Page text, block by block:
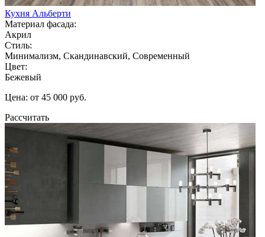
Кухня Альберти
Материал фасада:
Акрил
Стиль:
Минимализм, Скандинавский, Современный
Цвет:
Бежевый
Цена: от 45 000 руб.
Рассчитать